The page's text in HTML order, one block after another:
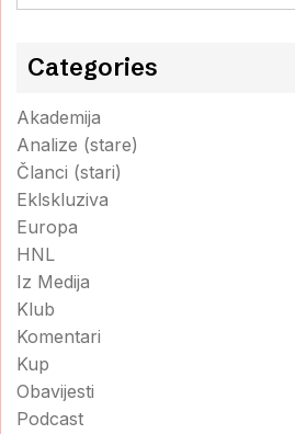
Categories
Akademija
Analize (stare)
Članci (stari)
Eklskluziva
Europa
HNL
Iz Medija
Klub
Komentari
Kup
Obavijesti
Podcast